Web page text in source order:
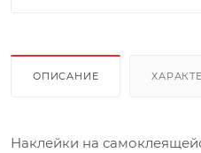
ОПИСАНИЕ
Наклейки на